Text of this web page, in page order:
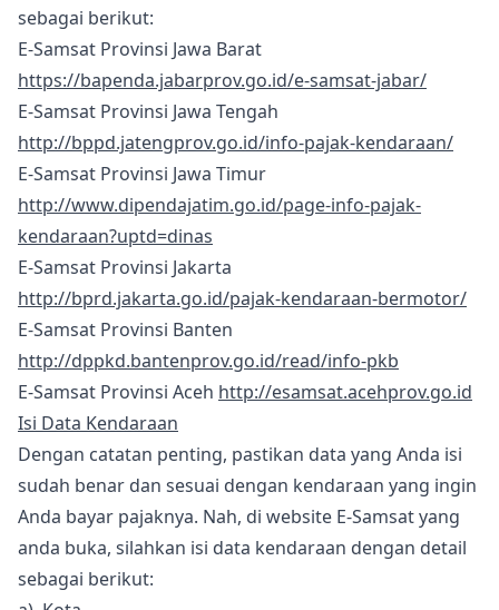
sebagai berikut:
E-Samsat Provinsi Jawa Barat
https://bapenda.jabarprov.go.id/e-samsat-jabar/
E-Samsat Provinsi Jawa Tengah
http://bppd.jatengprov.go.id/info-pajak-kendaraan/
E-Samsat Provinsi Jawa Timur
http://www.dipendajatim.go.id/page-info-pajak-
kendaraan?uptd=dinas
E-Samsat Provinsi Jakarta
http://bprd.jakarta.go.id/pajak-kendaraan-bermotor/
E-Samsat Provinsi Banten
http://dppkd.bantenprov.go.id/read/info-pkb
E-Samsat Provinsi Aceh http://esamsat.acehprov.go.id
Isi Data Kendaraan
Dengan catatan penting, pastikan data yang Anda isi
sudah benar dan sesuai dengan kendaraan yang ingin
Anda bayar pajaknya. Nah, di website E-Samsat yang
anda buka, silahkan isi data kendaraan dengan detail
sebagai berikut: